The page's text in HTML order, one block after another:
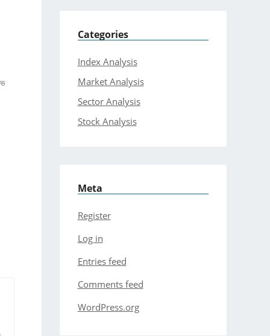
Categories
Index Analysis
Market Analysis
Sector Analysis
Stock Analysis
Meta
Register
Log in
Entries feed
Comments feed
WordPress.org
August 25, 2019